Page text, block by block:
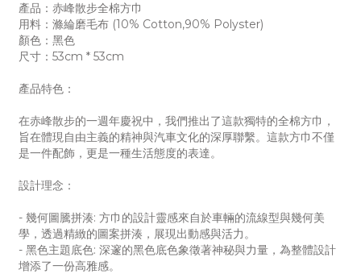
產品：赤峰散步全棉方巾
用料：滌綸磨毛布 (10% Cotton,90% Polyster)
顏色：黑色
尺寸：53cm * 53cm
產品特色：
在赤峰散步的一週年慶祝中，我們推出了這款獨特的全棉方巾，
旨在體現自由主義的精神與汽車文化的深厚聯繫。這款方巾不僅
是一件配飾，更是一種生活態度的表達。
設計理念：
- 幾何圖騰拼湊: 方巾的設計靈感來自於車輛的流線型與幾何美
學，透過精緻的圖案拼湊，展現出動感與活力。
- 黑色主題底色: 深邃的黑色底色象徵著神秘與力量，為整體設計
增添了一份高雅感。